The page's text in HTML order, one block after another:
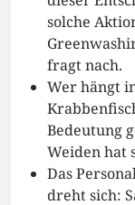
solche
fragt nach.
Wer hängt
Bedeutung
Weiden hat
Das
dreht sich: